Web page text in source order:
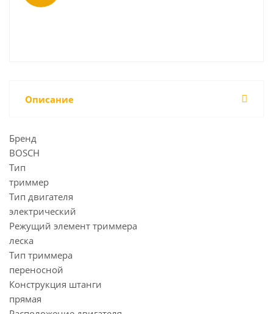
Описание
Бренд
BOSCH
Тип
триммер
Тип двигателя
электрический
Режущий элемент триммера
леска
Тип триммера
переносной
Конструкция штанги
прямая